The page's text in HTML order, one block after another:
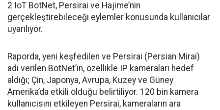
2 IoT BotNet, Persirai ve Hajime’nin
gerçekleştirebileceği eylemler konusunda kullanıcılar
uyarılıyor.
Raporda, yeni keşfedilen ve Persirai (Persian Mirai)
adı verilen BotNet’in, özellikle IP kameraları hedef
aldığı; Çin, Japonya, Avrupa, Kuzey ve Güney
Amerika’da etkili olduğu belirtiliyor. 120 bin kamera
kullanıcısını etkileyen Persirai, kameraların ara